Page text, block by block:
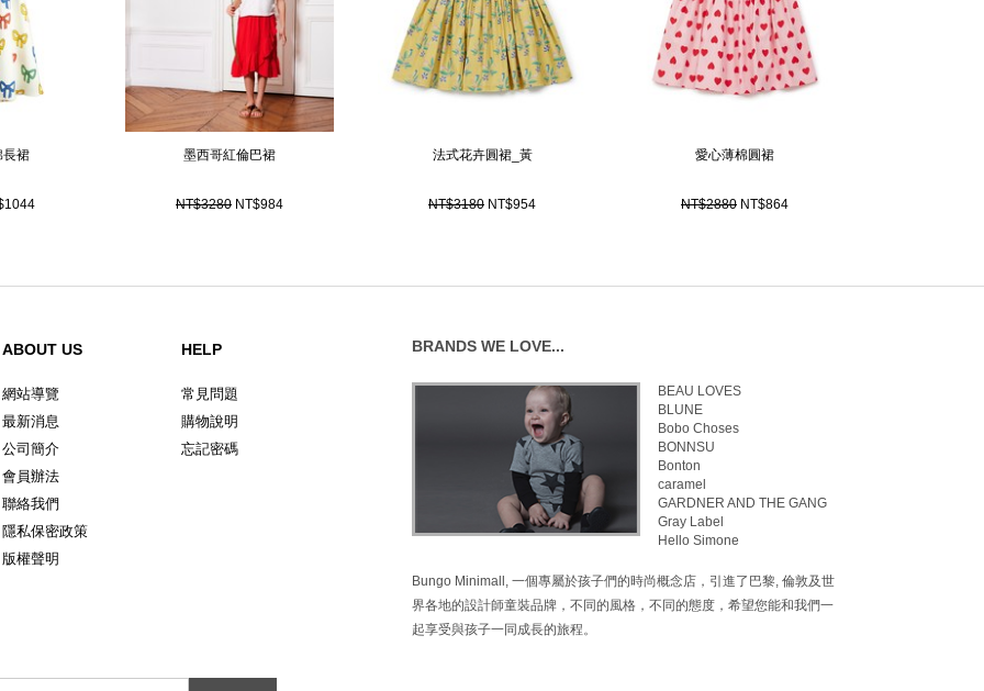
長裙 墨西哥紅倫巴裙
NT$3280 NT$984
法式花卉圓裙_黃
NT$3180 NT$954
愛心薄棉圓裙
NT$2880 NT$864
ABOUT US
網站導覽
最新消息
公司簡介
會員辦法
聯絡我們
隱私保密政策
版權聲明
HELP
常見問題
購物說明
忘記密碼
BRANDS WE LOVE...
BEAU LOVES
BLUNE
Bobo Choses
BONNSU
Bonton
caramel
GARDNER AND THE GANG
Gray Label
Hello Simone
Bungo Minimall, 一個專屬於孩子們的時尚概念店，引進了巴黎, 倫敦及世
界各地的設計師童裝品牌，不同的風格，不同的態度，希望您能和我們一
起享受與孩子一同成長的旅程。